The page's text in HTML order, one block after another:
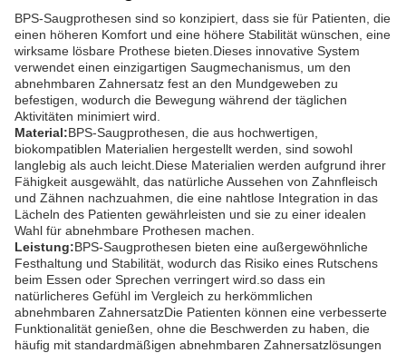
BPS-Saugprothesen sind so konzipiert, dass sie für Patienten, die
einen höheren Komfort und eine höhere Stabilität wünschen, eine
wirksame lösbare Prothese bieten.Dieses innovative System
verwendet einen einzigartigen Saugmechanismus, um den
abnehmbaren Zahnersatz fest an den Mundgeweben zu
befestigen, wodurch die Bewegung während der täglichen
Aktivitäten minimiert wird.
Material:BPS-Saugprothesen, die aus hochwertigen,
biokompatiblen Materialien hergestellt werden, sind sowohl
langlebig als auch leicht.Diese Materialien werden aufgrund ihrer
Fähigkeit ausgewählt, das natürliche Aussehen von Zahnfleisch
und Zähnen nachzuahmen, die eine nahtlose Integration in das
Lächeln des Patienten gewährleisten und sie zu einer idealen
Wahl für abnehmbare Prothesen machen.
Leistung:BPS-Saugprothesen bieten eine außergewöhnliche
Festhaltung und Stabilität, wodurch das Risiko eines Rutschens
beim Essen oder Sprechen verringert wird.so dass ein
natürlicheres Gefühl im Vergleich zu herkömmlichen
abnehmbaren ZahnersatzDie Patienten können eine verbesserte
Funktionalität genießen, ohne die Beschwerden zu haben, die
häufig mit standardmäßigen abnehmbaren Zahnersatzlösungen